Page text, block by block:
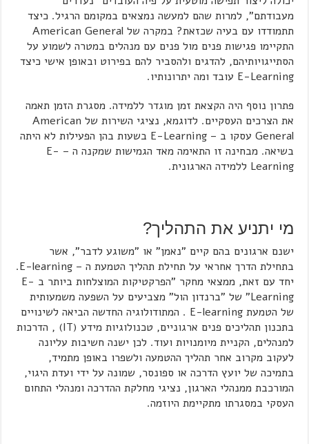
מעבודתם", למרות שהם למעשה נמצאים במקומם הרגיל. כיצד
תתמודדו עם בעיה שכזאת? במקרה של American General
התקיימו פגישות פנים מול פנים עם מנהלים במטרה לשמוע על
הסתייגויותיהם, להדגים ולהסביר להם בפירוט ובאופן אישי כיצד
E-Learning עובד ומה יתרונותיו.
פתרון נוסף היה הקצאת זמן מוגדר ללמידה. מסגרת הזמן תאמה
את הצרכים העסקיים. לדוגמא, נציגי השירות של American
General עסקו ב – E-Learning בשעות בהן הפעילות לא היתה
בשיאה. מבחינה זו התאימה מאד הגמישות שמקנה ה – E-
Learning ללמידה הארגונית.
מי יתניע את התהליך?
ישנם ארגונים בהם קיים "נאמן" או "משוגע לדבר", אשר
בתחילת הדרך אחראי על תחילת תהליך הטמעת ה – E-learning.
יחד עם זאת, ממצאי מחקר "הפרקטיקות המוצלחות ביותר ב E-
Learning" של "ברנדון הול" מצביעים על השפעה משמעותית
של הטמעת E-learning . המתודולוגיה החדשה הביאה לשינויים
בתכנון תהליכים פנים ארגוניים, טכנולוגיות מידע (IT) , הדרכות
למנהלים, הקניית מיומנויות ועוד. לכן ישנה חשיבות עליונה
לעקוב מקרוב אחר תהליך ההטמעה ולשפרו באופן מתמיד,
בתמיכה של יועץ הדרכה או ספונסר, שמונה על ידי ועדת היגוי,
המורכבת ממנהלי הארגון, נציגי מחלקת ההדרכה ומנהלי התחום
העסקי במסגרתו מתקיימת היוזמה.